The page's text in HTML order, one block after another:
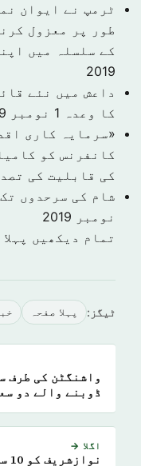
ٹرمپ نے ایوان
طور پر معزول
کے سلسلہ میں
2019
داعش میں نئے
کا وعدہ 1 نومبر 2019
کانفرنس کو
کی قابلیت کی
شام کی سرحدوں
نومبر 2019
تمام دیکھیں
ٹیگز: پہلا صفحہ
واشنگٹن کی طرف
ڈوبنے والے دو
اگلا →
نوازشریف کو 10 سال قید کی سزا